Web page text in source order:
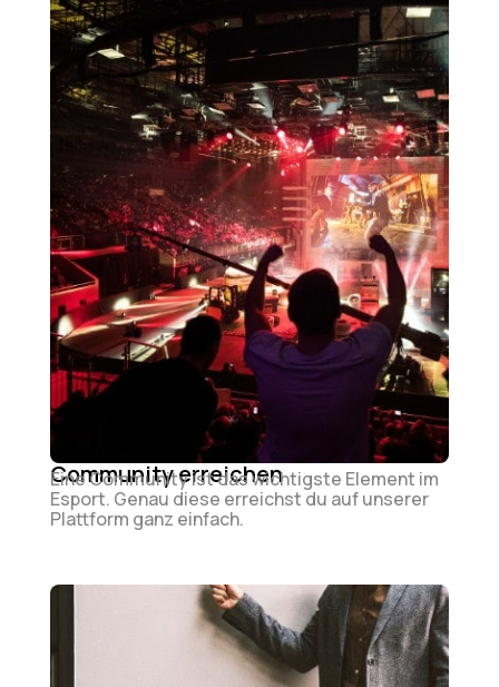
Community erreichen
Eine Community ist das wichtigste Element im
Esport. Genau diese erreichst du auf unserer
Plattform ganz einfach.